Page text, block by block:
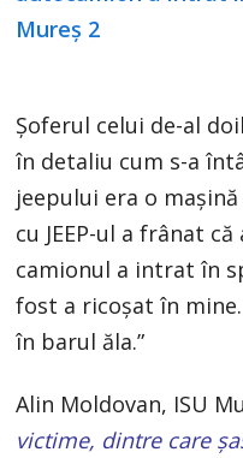
Șoferul celui de-al
în detaliu cum s-a
jeepului era o
cu JEEP-ul a frânat
camionul a intrat în
fost a ricoșat în
în barul ăla.”
Alin Moldovan, ISU
victime, dintre care